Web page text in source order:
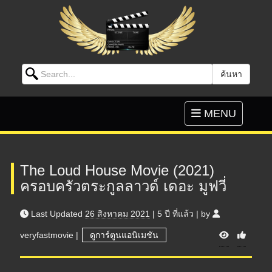
Search for: ค้นหา
Toggle
navigation
MENU
The Loud House Movie (2021)
ครอบครัวตระกูลลาวด์ เดอะ มูฟวี่
Last Updated 26 สิงหาคม 2021 | 5 ปี ที่แล้ว | by
veryfastmovie | ดูการ์ตูนแอนิเมชัน V
i